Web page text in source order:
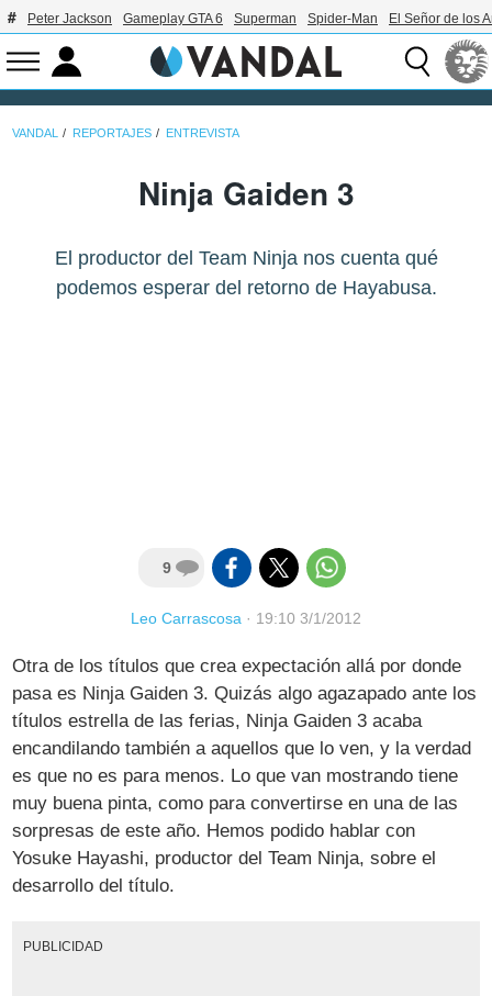
Peter Jackson Gameplay GTA 6 Superman Spider-Man El Señor de los
VANDAL REPORTAJES ENTREVISTA
Ninja Gaiden 3
El productor del Team Ninja nos cuenta qué
podemos esperar del retorno de Hayabusa.
9
Leo Carrascosa · 19:10 3/1/2012
Otra de los títulos que crea expectación allá por donde
pasa es Ninja Gaiden 3. Quizás algo agazapado ante los
títulos estrella de las ferias, Ninja Gaiden 3 acaba
encandilando también a aquellos que lo ven, y la verdad
es que no es para menos. Lo que van mostrando tiene
muy buena pinta, como para convertirse en una de las
sorpresas de este año. Hemos podido hablar con
Yosuke Hayashi, productor del Team Ninja, sobre el
desarrollo del título.
PUBLICIDAD